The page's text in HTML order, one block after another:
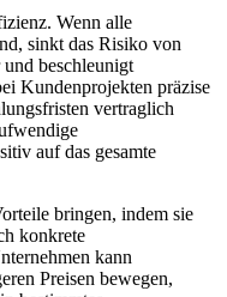
Wenn alle
sinkt das Risiko von
beschleunigt
Kundenprojekten präzise
vertraglich
auf das gesamte
bringen, indem sie
konkrete
kann
Preisen bewegen,